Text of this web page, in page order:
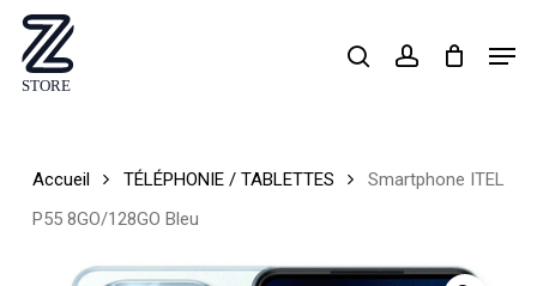
Skip
main
searchaccount
Accueil TÉLÉPHONIE / TABLETTES
Smartphone ITEL
P55 8GO/128GO Bleu